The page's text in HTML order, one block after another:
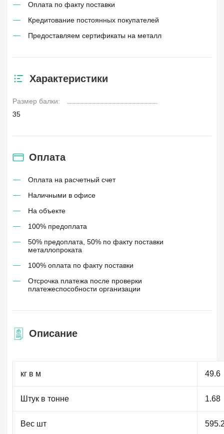
Оплата по факту поставки
Кредитование постоянных покупателей
Предоставляем сертификаты на металл
Характеристики
Размер балки:
35
Оплата
Оплата на расчетный счет
Наличными в офисе
На объекте
100% предоплата
50% предоплата, 50% по факту поставки
металлопроката
100% оплата по факту поставки
Отсрочка платежа после проверки
платежеспособности организации
Описание
кг в м 49.6
Штук в тонне 1.68
Вес шт